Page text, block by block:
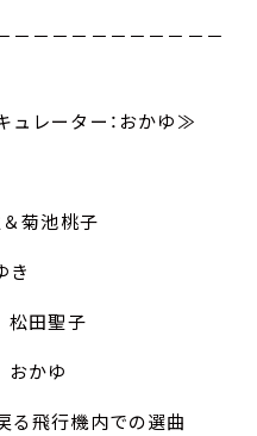
－－－－－－－－－－－
レーター：おかゆ≫
菊池桃子
田聖子
かゆ
る飛行機内での選曲